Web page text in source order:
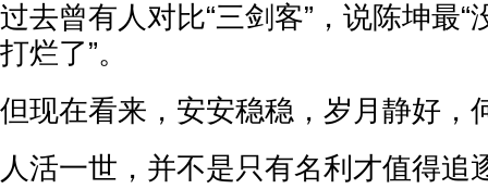
过去曾有人对比“三剑客”，说陈坤最“
打烂了”。
但现在看来，安安稳稳，岁月静好，
人活一世，并不是只有名利才值得追